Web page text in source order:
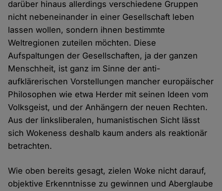
darüber hinaus allerdings verschiedene Gruppen
nicht nebeneinander in einer Gesellschaft leben
lassen wollen, sondern ihnen bestimmte
Weltregionen zuteilen möchten. Diese
Aufspaltungen der Gesellschaften, ja der ganzen
Menschheit, ist ganz im Sinne der anti-
aufklärerischen Vorstellungen mancher europäischer
Philosophen wie etwa Herder mit seinen Ideen vom
Volksgeist, und der Anhängern der neuen Rechten.
Aus der linksliberalen, humanistischen Sicht lässt
sich Wokeness deshalb kaum anders als reaktionär
betrachten.
Wie oben bereits gesagt, zielen Woke nicht darauf,
objektive Erkenntnisse zu gewinnen und Aberglaube